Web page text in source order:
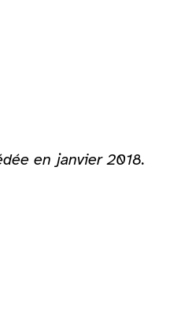
en janvier 2018.